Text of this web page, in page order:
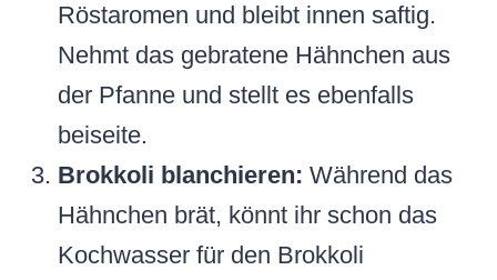
Röstaromen und bleibt innen saftig.
Nehmt das gebratene Hähnchen aus
der Pfanne und stellt es ebenfalls
beiseite.
Brokkoli blanchieren: Während das
Hähnchen brät, könnt ihr schon das
Kochwasser für den Brokkoli